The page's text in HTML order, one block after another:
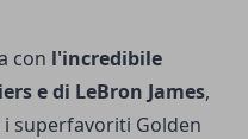
con l'incredibile
e di LeBron James,
superfavoriti Golden